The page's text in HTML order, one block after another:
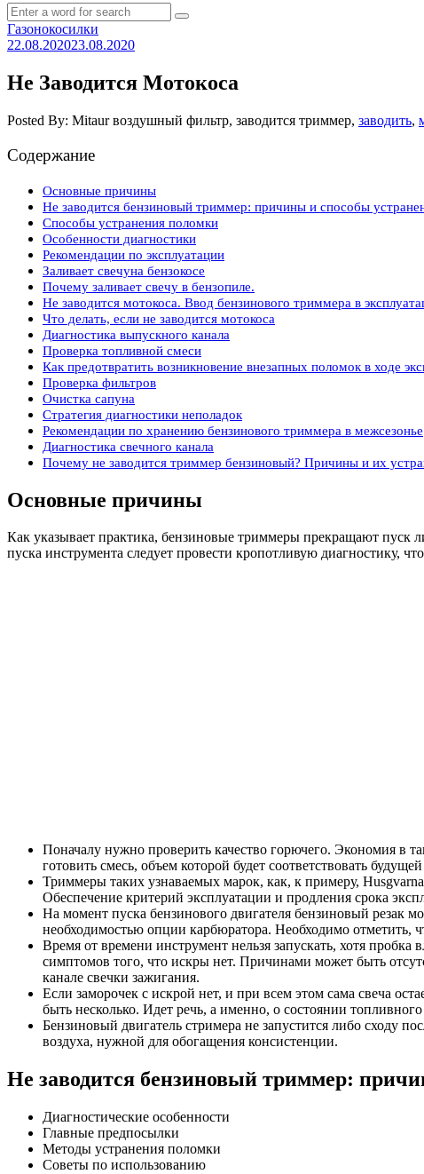
Газонокосилки
22.08.202023.08.2020
Не Заводится Мотокоса
Posted By: Mitaur воздушный фильтр, заводится триммер, заводить,
Содержание
Основные причины
Не заводится бензиновый триммер: причины и способы
Способы устранения поломки
Особенности диагностики
Рекомендации по эксплуатации
Заливает свечуна бензокосе
Почему заливает свечу в бензопиле.
Не заводится мотокоса. Ввод бензинового триммера в
Что делать, если не заводится мотокоса
Диагностика выпускного канала
Проверка топливной смеси
Как предотвратить возникновение внезапных поломок в ходе
Проверка фильтров
Очистка сапуна
Стратегия диагностики неполадок
Рекомендации по хранению бензинового триммера в межсезонье
Диагностика свечного канала
Почему не заводится триммер бензиновый? Причины и их
Основные причины
Как указывает практика, бензиновые триммеры прекращают пуск
пуска инструмента следует провести кропотливую диагностику,
Поначалу нужно проверить качество горючего. Экономия в
готовить смесь, объем которой будет соответствовать
Триммеры таких узнаваемых марок, как, к примеру,
Обеспечение критерий эксплуатации и продления срока
На момент пуска бензинового двигателя бензиновый резак
необходимостью опции карбюратора. Необходимо отметить,
Время от времени инструмент нельзя запускать, хотя
симптомов того, что искры нет. Причинами может быть
канале свечки зажигания.
Если заморочек с искрой нет, и при всем этом сама свеча
быть несколько. Идет речь, а именно, о состоянии
Бензиновый двигатель стримера не запустится либо сходу
воздуха, нужной для обогащения консистенции.
Не заводится бензиновый триммер:
Диагностические особенности
Главные предпосылки
Методы устранения поломки
Советы по использованию